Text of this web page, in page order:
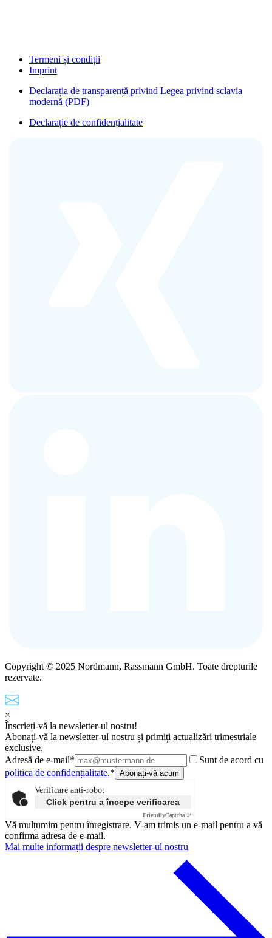
Termeni și condiții
Imprint
Declarația de transparență privind Legea privind sclavia
modernă (PDF)
Declarație de confidențialitate
Copyright © 2025 Nordmann, Rassmann GmbH. Toate drepturile
rezervate.
×
Înscrieți-vă la newsletter-ul nostru!
Abonați-vă la newsletter-ul nostru și primiți actualizări trimestriale
exclusive.
Adresă de e-mail*
Sunt de acord cu
politica de confidențialitate.*
Verificare anti-robot
Click pentru a începe verificarea
FriendlyCaptcha ⇗
Vă mulțumim pentru înregistrare. V-am trimis un e-mail pentru a vă
confirma adresa de e-mail.
Mai multe informații despre newsletter-ul nostru